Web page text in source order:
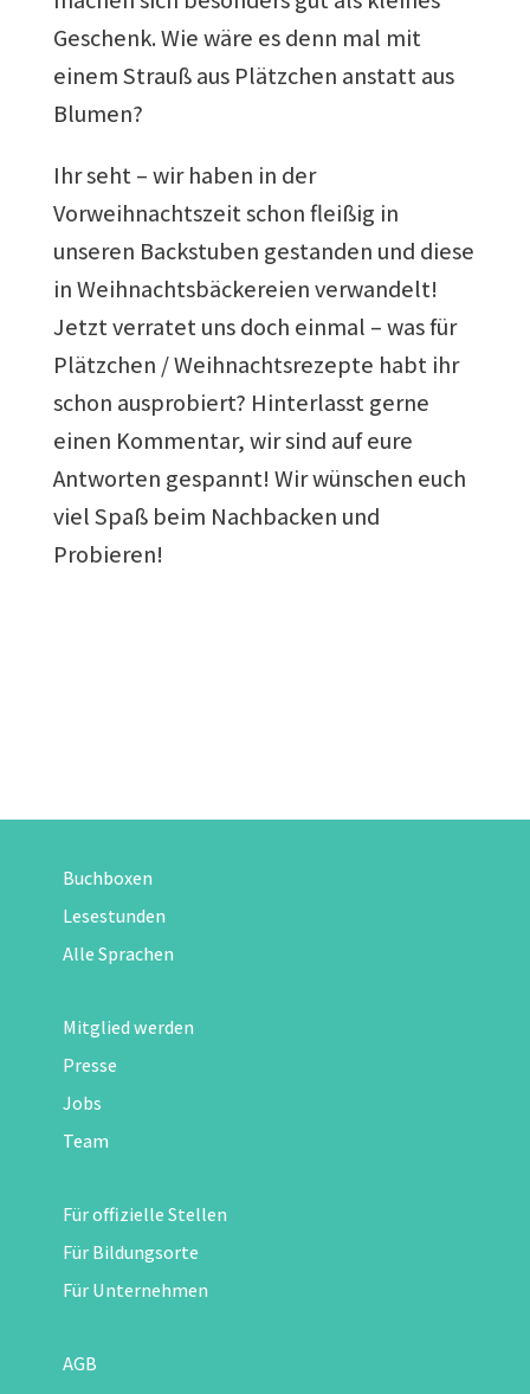
Geschenk. Wie wäre es denn mal mit
einem Strauß aus Plätzchen anstatt aus
Blumen?
Ihr seht – wir haben in der
Vorweihnachtszeit schon fleißig in
unseren Backstuben gestanden und diese
in Weihnachtsbäckereien verwandelt!
Jetzt verratet uns doch einmal – was für
Plätzchen / Weihnachtsrezepte habt ihr
schon ausprobiert? Hinterlasst gerne
einen Kommentar, wir sind auf eure
Antworten gespannt! Wir wünschen euch
viel Spaß beim Nachbacken und
Probieren!
Buchboxen
Lesestunden
Alle Sprachen
Mitglied werden
Presse
Jobs
Team
Für offizielle Stellen
Für Bildungsorte
Für Unternehmen
AGB